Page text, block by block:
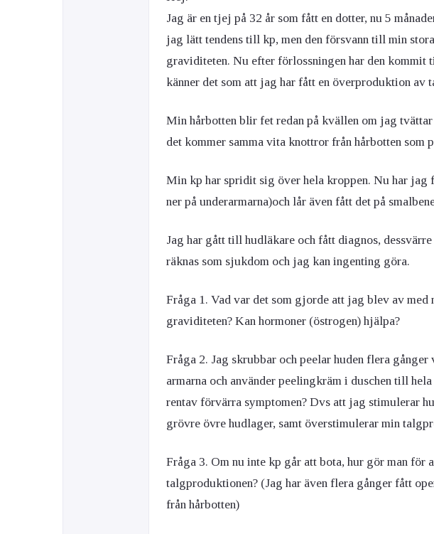
Jag är en tjej på 32 år som fått en dotter, nu 5
jag lätt tendens till kp, men den försvann till min
graviditeten. Nu efter förlossningen har den kommit
känner det som att jag har fått en överproduktion av
Min hårbotten blir fet redan på kvällen om jag tvättar
det kommer samma vita knottror från hårbotten som
Min kp har spridit sig över hela kroppen. Nu har jag
ner på underarmarna)och lår även fått det på
Jag har gått till hudläkare och fått diagnos,
räknas som sjukdom och jag kan ingenting göra.
Fråga 1. Vad var det som gjorde att jag blev av med
graviditeten? Kan hormoner (östrogen) hjälpa?
Fråga 2. Jag skrubbar och peelar huden flera
armarna och använder peelingkräm i duschen till
rentav förvärra symptomen? Dvs att jag stimulerar
grövre övre hudlager, samt överstimulerar min
Fråga 3. Om nu inte kp går att bota, hur gör man för
talgproduktionen? (Jag har även flera gånger fått
från hårbotten)